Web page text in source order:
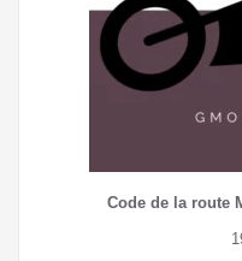
Code de la route